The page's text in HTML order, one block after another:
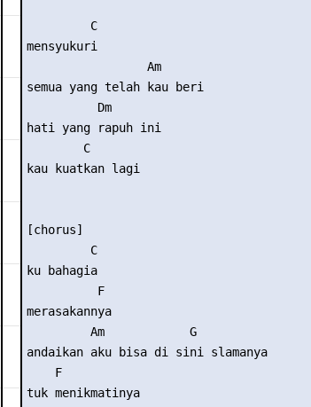
         C
mensyukuri
                 Am
semua yang telah kau beri
          Dm
hati yang rapuh ini
        C
kau kuatkan lagi
[chorus]
         C
ku bahagia
          F
merasakannya
         Am            G
andaikan aku bisa di sini slamanya
    F
tuk menikmatinya